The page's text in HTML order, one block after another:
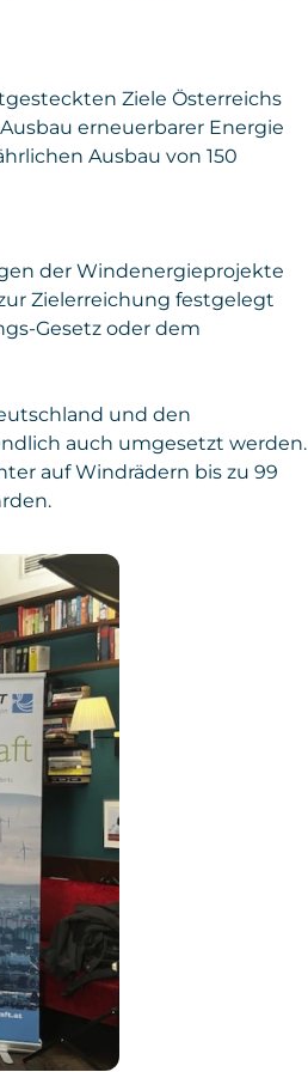
Ziele Österreichs
erneuerbarer Energie
Ausbau von 150
der Windenergieprojekte
Zielerreichung festgelegt
Gesetz oder dem
und den
auch umgesetzt werden.
auf Windrädern bis zu 99